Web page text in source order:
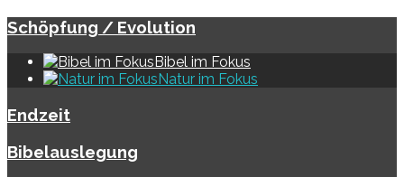
Schöpfung / Evolution
Bibel im Fokus
Natur im Fokus
Endzeit
Bibelauslegung